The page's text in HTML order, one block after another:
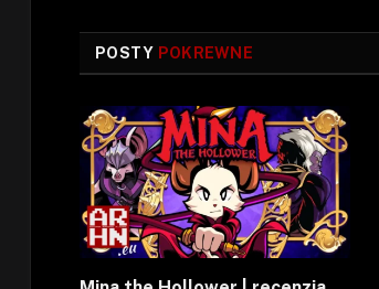
POSTY POKREWNE